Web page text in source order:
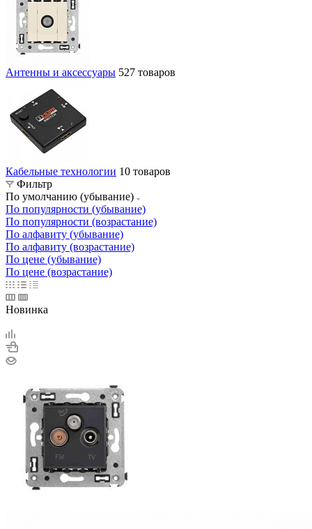
Антенны и аксессуары 527 товаров
Кабельные технологии 10 товаров
Фильтр
По умолчанию (убывание)
По популярности (убывание)
По популярности (возрастание)
По алфавиту (убывание)
По алфавиту (возрастание)
По цене (убывание)
По цене (возрастание)
Новинка